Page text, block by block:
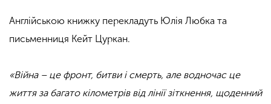
Англійською книжку перекладуть Юлія Любка та
письменниця Кейт Цуркан.
«Війна – це фронт, битви і смерть, але водночас це
життя за багато кілометрів від лінії зіткнення, щоденний